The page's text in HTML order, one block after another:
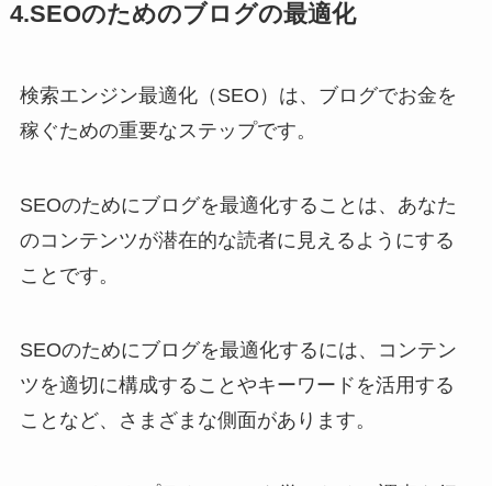
4.SEOのためのブログの最適化
検索エンジン最適化（SEO）は、ブログでお金を
稼ぐための重要なステップです。
SEOのためにブログを最適化することは、あなた
のコンテンツが潜在的な読者に見えるようにする
ことです。
SEOのためにブログを最適化するには、コンテン
ツを適切に構成することやキーワードを活用する
ことなど、さまざまな側面があります。